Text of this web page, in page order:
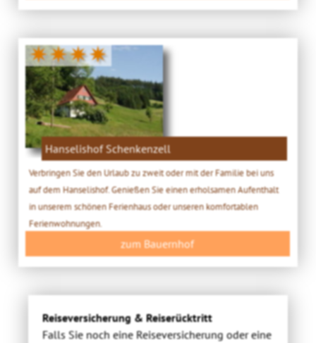
✷✷✷✷
Hanselishof Schenkenzell
Verbringen Sie den Urlaub zu zweit oder mit der Familie bei uns
auf dem Hanselishof. Genießen Sie einen erholsamen Aufenthalt
in unserem schönen Ferienhaus oder unseren komfortablen
Ferienwohnungen.
zum Bauernhof
Reiseversicherung & Reiserücktritt
Falls Sie noch eine Reiseversicherung oder eine